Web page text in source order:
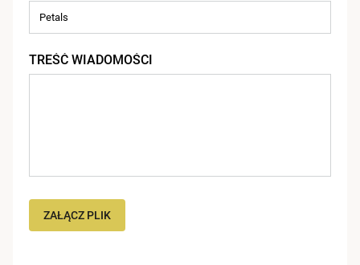
TREŚĆ WIADOMOŚCI
ZAŁĄCZ PLIK